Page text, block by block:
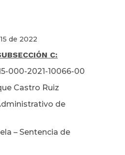
2022
C:
000-2021-10066-00
Castro Ruiz
de
– Sentencia de